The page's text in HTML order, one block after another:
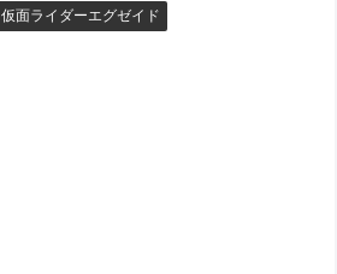
仮面ライダーエグゼイド